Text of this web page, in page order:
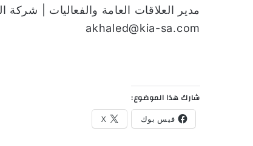
akhaled@kia-sa.com
شارك هذا الموضوع:
فيس بوك X